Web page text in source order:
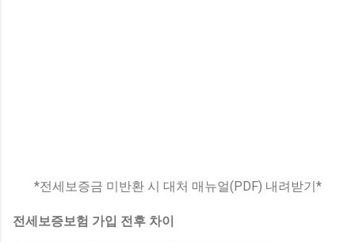
*전세보증금 미반환 시 대처 매뉴얼(PDF) 내려받기*
전세보증보험 가입 전후 차이